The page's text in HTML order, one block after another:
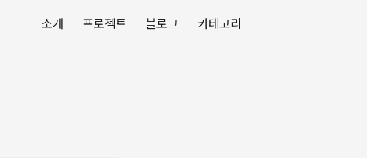
소개 프로젝트 블로그 카테고리